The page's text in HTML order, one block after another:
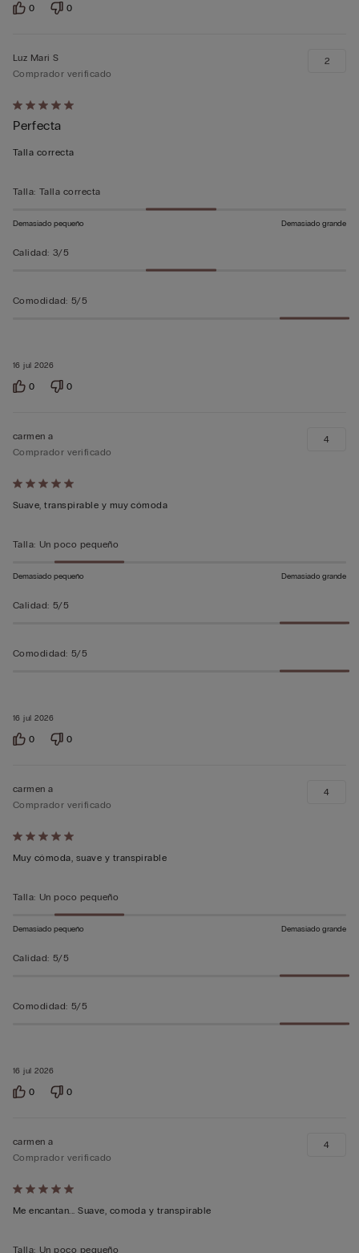
0 0
Calificación
de
5
5
16 jul 2026
Luz Mari S
Comprador verificado
Perfecta
Talla correcta
2
Talla: Talla correcta
Demasiado pequeño Demasiado grande
Calidad: 3/5
Comodidad: 5/5
0 0
Calificación
de
sobre
16 jul 2026
carmen a
Comprador verificado
Suave, transpirable y muy cómoda
4
Talla: Un poco pequeño
Demasiado pequeño Demasiado grande
Calidad: 5/5
Comodidad: 5/5
0 0
Calificación
de
sobre
16 jul 2026
carmen a
Comprador verificado
Muy cómoda, suave y transpirable
4
Talla: Un poco pequeño
Demasiado pequeño Demasiado grande
Calidad: 5/5
Comodidad: 5/5
0 0
Calificación
de
carmen a
Comprador verificado
Me encantan... Suave, comoda y transpirable
4
Talla: Un poco pequeño